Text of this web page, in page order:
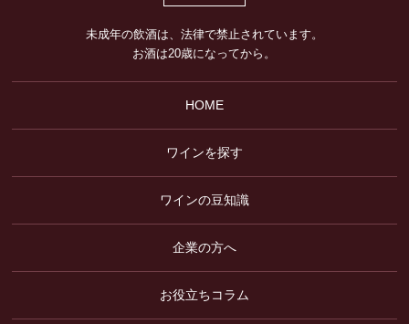
未成年の飲酒は、法律で禁止されています。
お酒は20歳になってから。
HOME
ワインを探す
ワインの豆知識
企業の方へ
お役立ちコラム